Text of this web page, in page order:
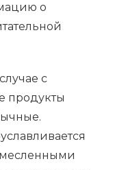
о
с
продукты